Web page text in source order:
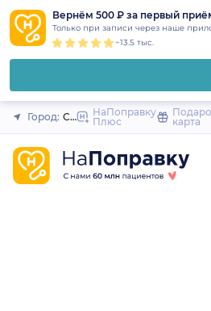
Вернём 500 ₽ за первый
Только при записи через наше
~13.5 тыс.
Закрыть
Город: Санкт-Петербург
НаПоправку
Плюс
карта